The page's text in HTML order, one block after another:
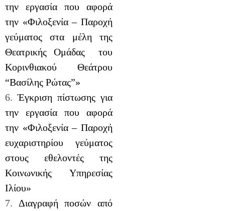
την εργασία που αφορά
την «Φιλοξενία – Παροχή
γεύματος στα μέλη της
Θεατρικής Ομάδας του
Κορινθιακού Θεάτρου
“Βασίλης Ρώτας”»
6.Έγκριση πίστωσης για
την εργασία που αφορά
την «Φιλοξενία – Παροχή
ευχαριστηρίου γεύματος
στους εθελοντές της
Κοινωνικής Υπηρεσίας
Ιλίου»
7. Διαγραφή ποσών από